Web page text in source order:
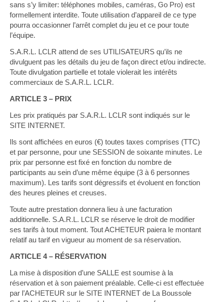
sans s’y limiter: téléphones mobiles, caméras, Go Pro) est
formellement interdite. Toute utilisation d’appareil de ce type
pourra occasionner l’arrêt complet du jeu et ce pour toute
l’équipe.
S.A.R.L. LCLR attend de ses UTILISATEURS qu’ils ne
divulguent pas les détails du jeu de façon direct et/ou indirecte.
Toute divulgation partielle et totale violerait les intérêts
commerciaux de S.A.R.L. LCLR.
ARTICLE 3 – PRIX
Les prix pratiqués par S.A.R.L. LCLR sont indiqués sur le
SITE INTERNET.
Ils sont affichées en euros (€) toutes taxes comprises (TTC)
et par personne, pour une SESSION de soixante minutes. Le
prix par personne est fixé en fonction du nombre de
participants au sein d’une même équipe (3 à 6 personnes
maximum). Les tarifs sont dégressifs et évoluent en fonction
des heures pleines et creuses.
Toute autre prestation donnera lieu à une facturation
additionnelle. S.A.R.L. LCLR se réserve le droit de modifier
ses tarifs à tout moment. Tout ACHETEUR paiera le montant
relatif au tarif en vigueur au moment de sa réservation.
ARTICLE 4 – RÉSERVATION
La mise à disposition d’une SALLE est soumise à la
réservation et à son paiement préalable. Celle-ci est effectuée
par l’ACHETEUR sur le SITE INTERNET de La Boussole